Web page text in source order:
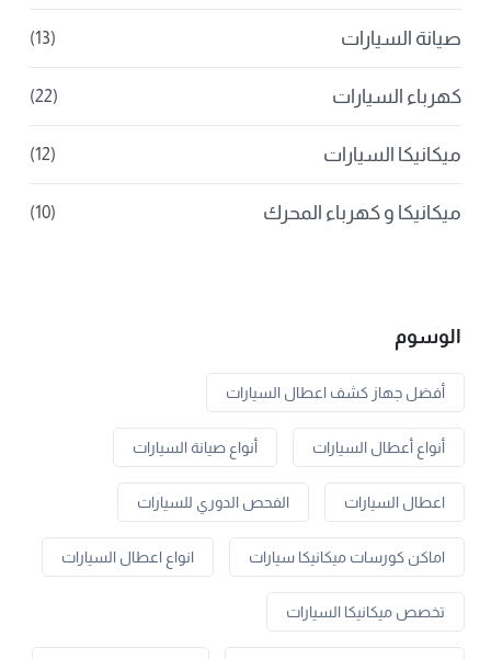
صيانة السيارات (13)
كهرباء السيارات (22)
ميكانيكا السيارات (12)
ميكانيكا و كهرباء المحرك (10)
الوسوم
أفضل جهاز كشف اعطال السيارات
أنواع أعطال السيارات أنواع صيانة السيارات
اعطال السيارات الفحص الدوري للسيارات
اماكن كورسات ميكانيكا سيارات انواع اعطال السيارات
تخصص ميكانيكا السيارات